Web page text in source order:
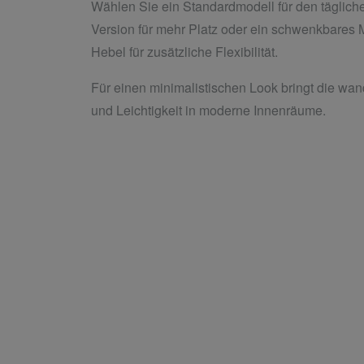
Wählen Sie ein Standardmodell für den
Version für mehr Platz oder ein schwenkbares
Hebel für zusätzliche Flexibilität.
Für einen minimalistischen Look bringt die
und Leichtigkeit in moderne Innenräume.